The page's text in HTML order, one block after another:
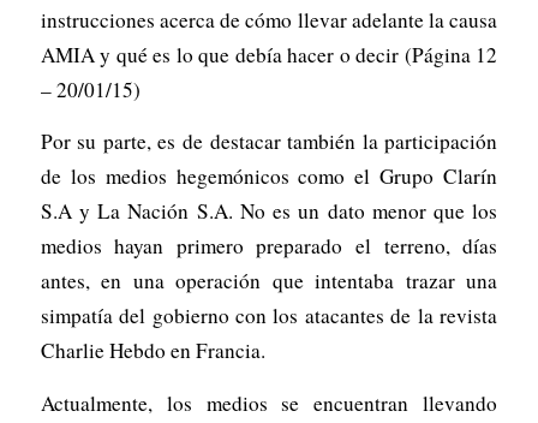
instrucciones acerca de cómo llevar adelante la causa
AMIA y qué es lo que debía hacer o decir (Página 12
– 20/01/15)
Por su parte, es de destacar también la participación
de los medios hegemónicos como el Grupo Clarín
S.A y La Nación S.A. No es un dato menor que los
medios hayan primero preparado el terreno, días
antes, en una operación que intentaba trazar una
simpatía del gobierno con los atacantes de la revista
Charlie Hebdo en Francia.
Actualmente, los medios se encuentran llevando